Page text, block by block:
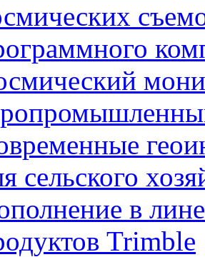
сельского
в
Trimble